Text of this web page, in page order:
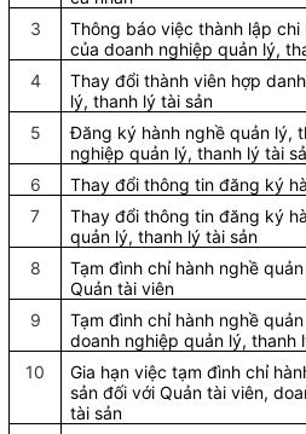
3
Thông báo việc thành lập
của doanh nghiệp quản lý,
4
Thay đổi thành viên hợp
lý, thanh lý tài sản
5
Đăng ký hành nghề quản lý,
nghiệp quản lý, thanh lý tài
6
Thay đổi thông tin đăng ký
7
Thay đổi thông tin đăng ký
quản lý, thanh lý tài sản
8
Tạm đình chỉ hành nghề
Quản tài viên
9
Tạm đình chỉ hành nghề
doanh nghiệp quản lý, thanh
10
Gia hạn việc tạm đình chỉ
sản đối với Quản tài viên,
tài sản